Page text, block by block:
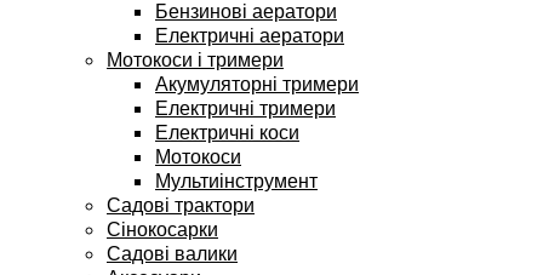
Бензинові аератори
Електричні аератори
Мотокоси і тримери
Акумуляторні тримери
Електричні тримери
Електричні коси
Мотокоси
Мультиінструмент
Садові трактори
Сінокосарки
Садові валики